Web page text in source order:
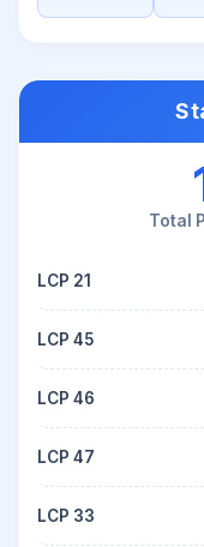
Total
LCP 21
LCP 45
LCP 46
LCP 47
LCP 33